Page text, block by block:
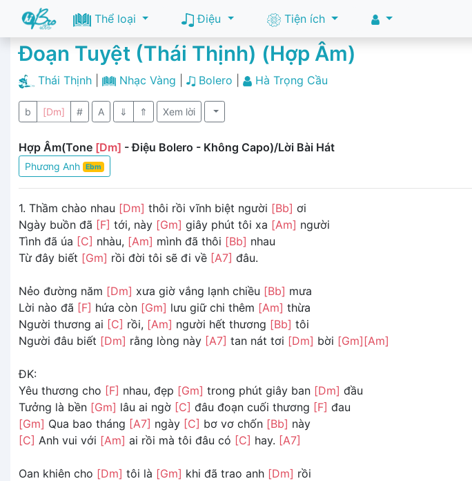
Thể loại Điệu Tiện ích
Đoạn Tuyệt (Thái Thịnh) (Hợp Âm)
Thái Thịnh Nhạc Vàng Bolero Hà Trọng Cầu
b [Dm] # A ⇓ ⇑ Xem lời
Hợp Âm(Tone [Dm] - Điệu Bolero - Không Capo)/Lời Bài Hát
Phương Anh Ebm
1. Thầm chào nhau [Dm] thôi rồi vĩnh biệt người [Bb] ơi
Ngày buồn đã [F] tới, này [Gm] giây phút tôi xa [Am] người
Tình đã úa [C] nhàu, [Am] mình đã thôi [Bb] nhau
Từ đây biết [Gm] rồi đời tôi sẽ đi về [A7] đâu.
Nẻo đường năm [Dm] xưa giờ vắng lạnh chiều [Bb] mưa
Lời nào đã [F] hứa còn [Gm] lưu giữ chi thêm [Am] thừa
Người thương ai [C] rồi, [Am] người hết thương [Bb] tôi
Người đâu biết [Dm] rằng lòng này [A7] tan nát tơi [Dm] bời [Gm] [Am]
ĐK:
Yêu thương cho [F] nhau, đẹp [Gm] trong phút giây ban [Dm] đầu
Tưởng là bền [Gm] lâu ai ngờ [C] đâu đoạn cuối thương [F] đau
[Gm] Qua bao tháng [A7] ngày [C] bơ vơ chốn [Bb] này
[C] Anh vui với [Am] ai rồi mà tôi đâu có [C] hay. [A7]
Oan khiên cho [Dm] tôi là [Gm] khi đã trao anh [Dm] rồi